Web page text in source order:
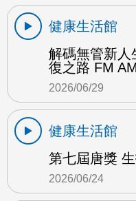
健康生活館
解碼無管新人
復之路 FM AM
2026/06/29
健康生活館
第七屆唐獎
2026/06/24